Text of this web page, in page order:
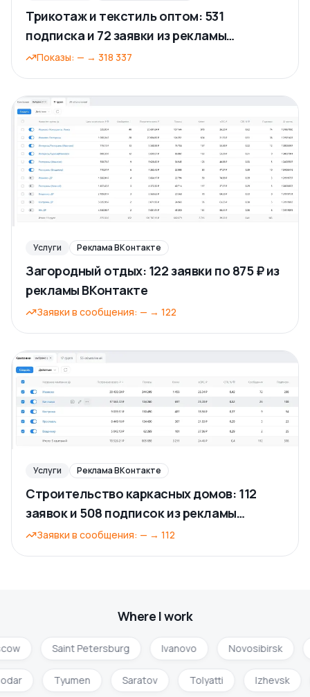
Трикотаж и текстиль оптом: 531
подписка и 72 заявки из рекламы
ВКонтакте
Показы: — → 318 337
Услуги Реклама ВКонтакте
Загородный отдых: 122 заявки по 875 ₽ из
рекламы ВКонтакте
Заявки в сообщения: — → 122
Услуги Реклама ВКонтакте
Строительство каркасных домов: 112
заявок и 508 подписок из рекламы
ВКонтакте
Заявки в сообщения: — → 112
Where I work
Saint Petersburg Ivanovo Novosibirsk
Tyumen Saratov Tolyatti Izhevsk